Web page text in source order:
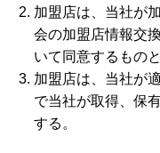
加盟店は、当社が
会の加盟店情報交
いて同意するものと
加盟店は、当社が
で当社が取得、保
する。